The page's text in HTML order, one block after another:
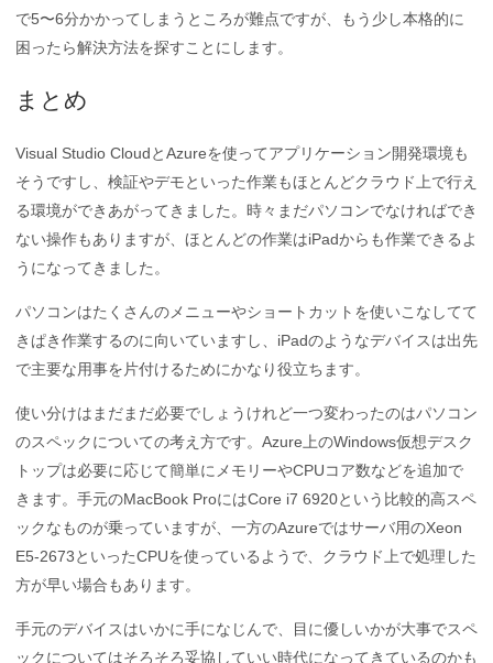
で5〜6分かかってしまうところが難点ですが、もう少し本格的に
困ったら解決方法を探すことにします。
まとめ
Visual Studio CloudとAzureを使ってアプリケーション開発環境も
そうですし、検証やデモといった作業もほとんどクラウド上で行え
る環境ができあがってきました。時々まだパソコンでなければでき
ない操作もありますが、ほとんどの作業はiPadからも作業できるよ
うになってきました。
パソコンはたくさんのメニューやショートカットを使いこなしてて
きぱき作業するのに向いていますし、iPadのようなデバイスは出先
で主要な用事を片付けるためにかなり役立ちます。
使い分けはまだまだ必要でしょうけれど一つ変わったのはパソコン
のスペックについての考え方です。Azure上のWindows仮想デスク
トップは必要に応じて簡単にメモリーやCPUコア数などを追加で
きます。手元のMacBook ProにはCore i7 6920という比較的高スペ
ックなものが乗っていますが、一方のAzureではサーバ用のXeon
E5-2673といったCPUを使っているようで、クラウド上で処理した
方が早い場合もあります。
手元のデバイスはいかに手になじんで、目に優しいかが大事でスペ
ックについてはそろそろ妥協していい時代になってきているのかも